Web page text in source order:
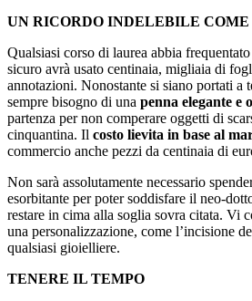
UN RICORDO INDELEBILE COME
Qualsiasi corso di laurea abbia
sicuro avrà usato centinaia, migliaia di
annotazioni. Nonostante si siano portati a
sempre bisogno di una penna elegante e
partenza per non comperare oggetti di
cinquantina. Il costo lievita in base al
commercio anche pezzi da centinaia di
Non sarà assolutamente necessario
esorbitante per poter soddisfare il neo-
restare in cima alla soglia sovra citata. Vi
una personalizzazione, come l’incisione
qualsiasi gioielliere.
TENERE IL TEMPO